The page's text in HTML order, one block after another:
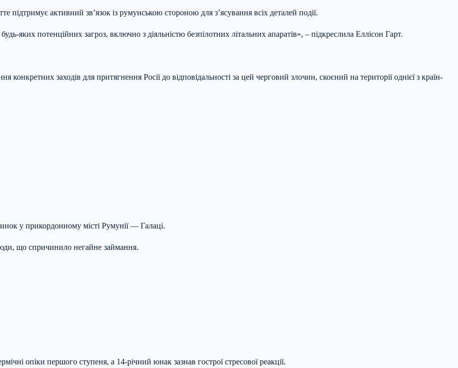
активний зв’язок із румунською стороною для з’ясування всіх деталей події.
яких потенційних загроз, включно з діяльністю безпілотних літальних апаратів», – підкреслила Еллісон Гарт.
заходів для притягнення Росії до відповідальності за цей черговий злочин, скоєний на території однієї з країн-
у прикордонному місті Румунії — Галаці.
що спричинило негайне займання.
опіки першого ступеня, а 14-річний юнак зазнав гострої стресової реакції.